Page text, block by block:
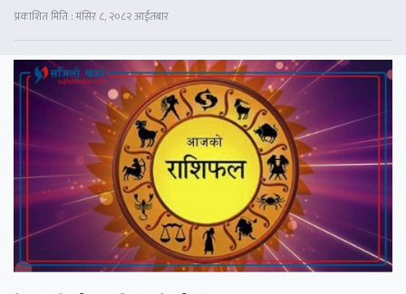
प्रकाशित मिति : मंसिर ८, २०८२ आईतबार